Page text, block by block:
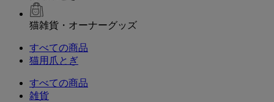
猫雑貨・オーナーグッズ
すべての商品
猫用爪とぎ
すべての商品
雑貨